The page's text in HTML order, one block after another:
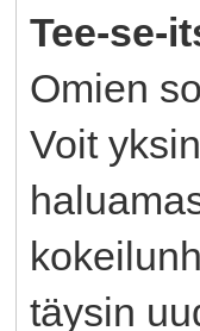
Tee-se-
Omien
Voit
täysin